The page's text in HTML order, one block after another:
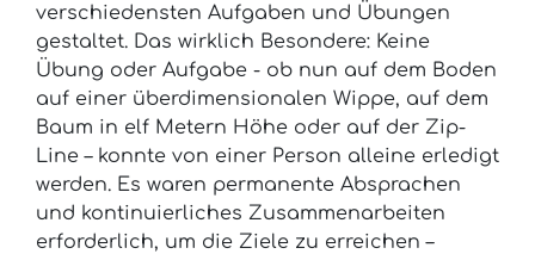
verschiedensten Aufgaben und Übungen
gestaltet. Das wirklich Besondere: Keine
Übung oder Aufgabe - ob nun auf dem Boden
auf einer überdimensionalen Wippe, auf dem
Baum in elf Metern Höhe oder auf der Zip-
Line – konnte von einer Person alleine erledigt
werden. Es waren permanente Absprachen
und kontinuierliches Zusammenarbeiten
erforderlich, um die Ziele zu erreichen –